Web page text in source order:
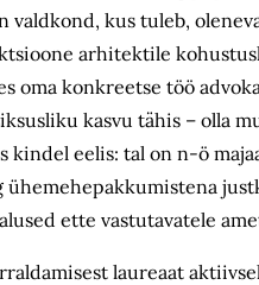
kus tuleb,
arhitektile
konkreetse töö
kasvu tähis – olla
kindel eelis: tal on n-ö
ette vastutavatele
laureaat